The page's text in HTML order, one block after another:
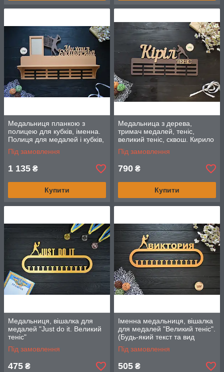
Медальниця планкою з
полицею для кубків, іменна.
Полиця для медалей і кубків,
волейбол
Під замовлення
1 135 ₴
Купити
Медальница з дерева,
тримач медалей, теніс,
великий теніс, сквош. Кирило
(будь-який вид спорту та ім'я)
Під замовлення
790 ₴
Купити
Медальниця, вішалка для
медалей "Just do it. Великий
теніс"
Під замовлення
475 ₴
Іменна медальниця, вішалка
для медалей "Великий теніс".
(Будь-який текст та вид
спорту)
Під замовлення
505 ₴